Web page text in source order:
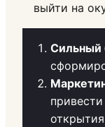
выйти на
Сильный